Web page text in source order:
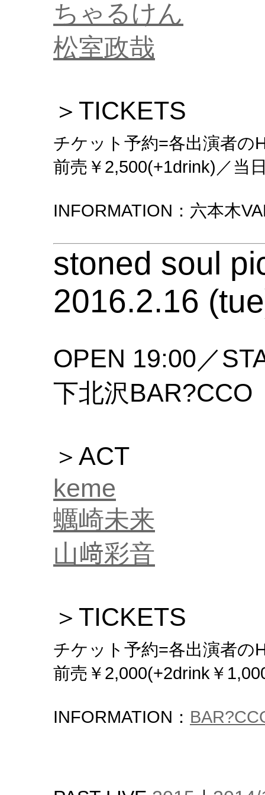
ちゃるけん
松室政哉
＞TICKETS
チケット予約=各出演者の
前売￥2,500(+1drink)／当
INFORMATION：六本木
stoned soul
2016.2.16
OPEN 19:00／
下北沢BAR?CCO
＞ACT
keme
蠣崎未来
山﨑彩音
＞TICKETS
チケット予約=各出演者の
前売￥2,000(+2drink￥
INFORMATION：